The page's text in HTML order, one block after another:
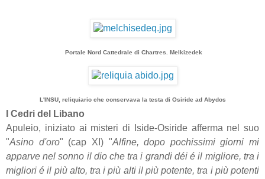
Portale Nord Cattedrale di Chartres. Melkizedek
L'INSU, reliquiario che conservava la testa di Osiride ad Abydos
I Cedri del Libano
Apuleio, iniziato ai misteri di Iside-Osiride afferma nel suo
"Asino d'oro" (cap XI) "Alfine, dopo pochissimi giorni mi
apparve nel sonno il dio che tra i grandi déi é il migliore, tra i
migliori é il più alto, tra i più alti il più potente, tra i più potenti